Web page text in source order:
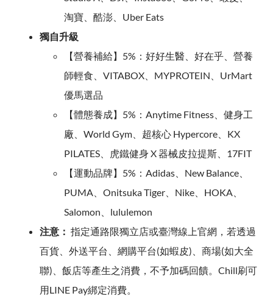
淘寶、酷澎、Uber Eats
獨自升級
【營養補給】5%：好好生醫、好在乎、營養
師輕食、VITABOX、MYPROTEIN、UrMart
優馬選品
【體態養成】5%：Anytime Fitness、健身工
廠、World Gym、超核心 Hypercore、KX
PILATES、虎鐵健身 X 器械皮拉提斯、17FIT
【運動品牌】5%：Adidas、New Balance、
PUMA、Onitsuka Tiger、Nike、HOKA、
Salomon、lululemon
注意： 指定通路限獨立店或臺灣線上官網，若透過
百貨、外送平台、網購平台(如蝦皮)、商場(如大全
聯)、飯店等產生之消費，不予加碼回饋。Chill刷可
用LINE Pay綁定消費。